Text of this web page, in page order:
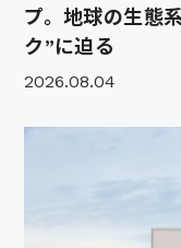
プ。地球の生態
ク”に迫る
2026.08.04